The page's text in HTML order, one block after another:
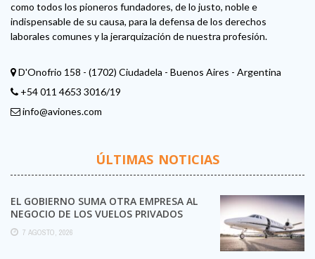
como todos los pioneros fundadores, de lo justo, noble e
indispensable de su causa, para la defensa de los derechos
laborales comunes y la jerarquización de nuestra profesión.
D'Onofrio 158 - (1702) Ciudadela - Buenos Aires - Argentina
+54 011 4653 3016/19
info@aviones.com
ÚLTIMAS NOTICIAS
EL GOBIERNO SUMA OTRA EMPRESA AL
NEGOCIO DE LOS VUELOS PRIVADOS
7 AGOSTO, 2026